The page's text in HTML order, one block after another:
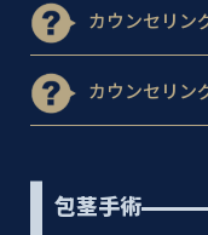
カウンセリン
カウンセリン
包茎手術